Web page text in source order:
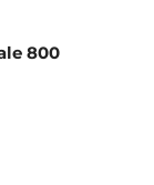
800